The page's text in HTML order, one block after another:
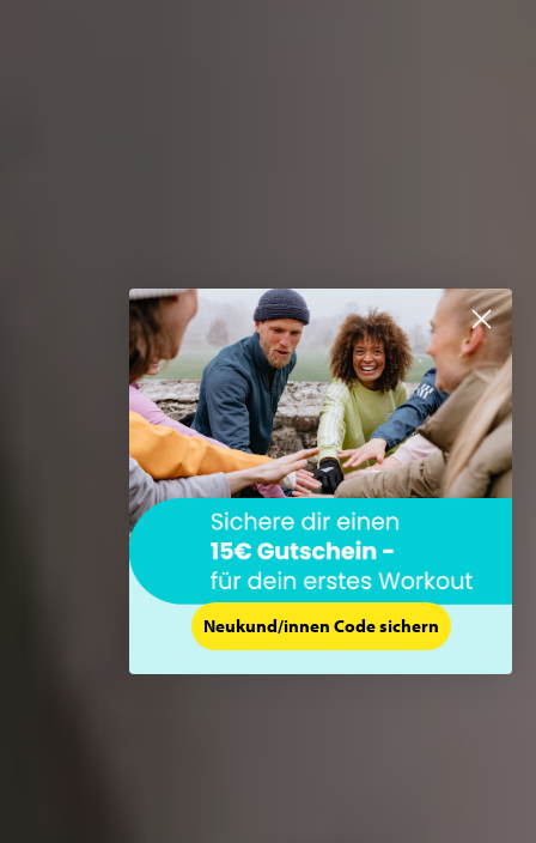
Neukund/innen Code sichern